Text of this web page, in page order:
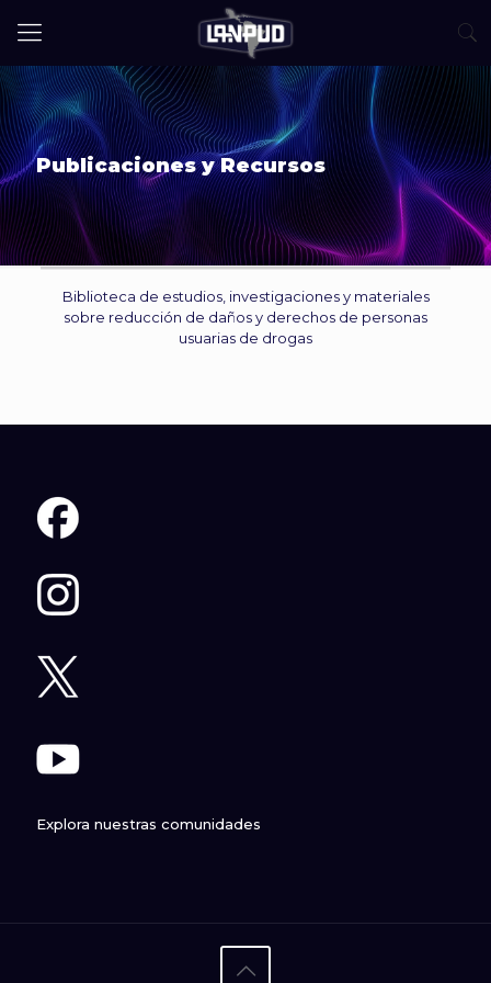
Publicaciones y Recursos
Biblioteca de estudios, investigaciones y materiales
sobre reducción de daños y derechos de personas
usuarias de drogas
Explora nuestras comunidades